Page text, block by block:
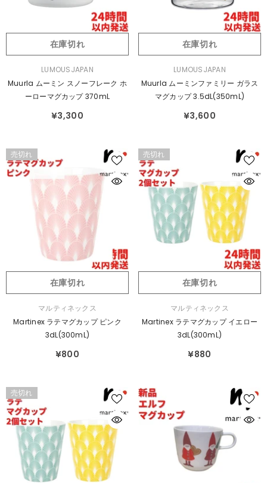
在庫切れ
売
LUMOUSJAPAN
Muurla ムーミン スノーフレーク ホ
ーローマグカップ 370mL
¥3,300
在庫切れ
売
LUMOUSJAPAN
Muurla ムーミンファミリー ガラス
マグカップ 3.5dL(350mL)
¥3,600
売切れ
在庫切れ
マルティネックス
Martinex ラテマグカップ ピンク
3dL(300mL)
¥800
売切れ
在庫切れ
売
マルティネックス
Martinex ラテマグカップ イエロー
3dL(300mL)
¥880
売切れ